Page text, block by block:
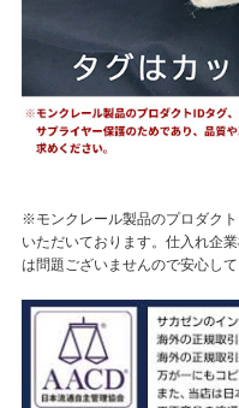
※モンクレール製品のプロダク
いただいております。仕入れ企
は問題ございませんので安心して